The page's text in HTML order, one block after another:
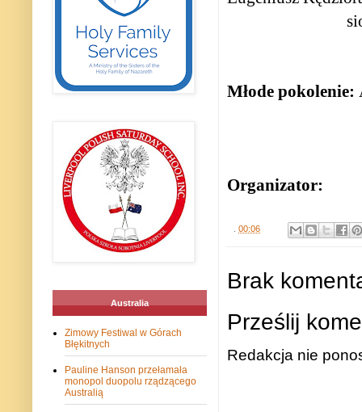
Młode pokolenie:
Organizator:
. 00:06
Brak
Prześlij
Redakcja nie
Australia
Zimowy Festiwal w Górach
Błękitnych
Pauline Hanson przełamała
monopol duopolu rządzącego
Australią